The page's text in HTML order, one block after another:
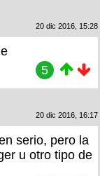
20 dic 2016, 15:28
5
20 dic 2016, 16:17
serio, pero la
u otro tipo de